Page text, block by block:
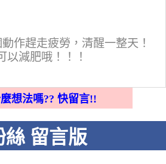
作趕走疲勞，清醒一整天！
以減肥哦！！！
想法嗎?? 快留言!!
絲 留言版